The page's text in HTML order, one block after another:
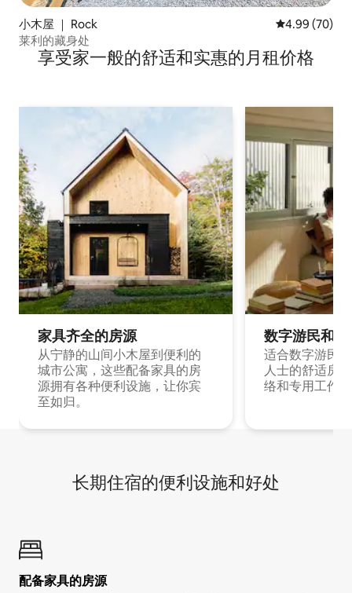
小木屋 ｜ Rock 平均评分 4.99
4.99 (70)
莱利的藏身处
享受家一般的舒适和实惠的月租价格
家具齐全的房源
从宁静的山间小木屋到便利的
城市公寓，这些配备家具的房
源拥有各种便利设施，让你宾
至如归。
数字游民和
适合数字游民
人士的舒适房
络和专用工作
长期住宿的便利设施和好处
配备家具的房源